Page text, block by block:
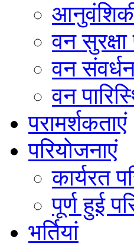
वन
वन
वन
परामर्शकताएं
परियोजनाएं
कार्यरत
पूर्ण हुई
भर्तियां